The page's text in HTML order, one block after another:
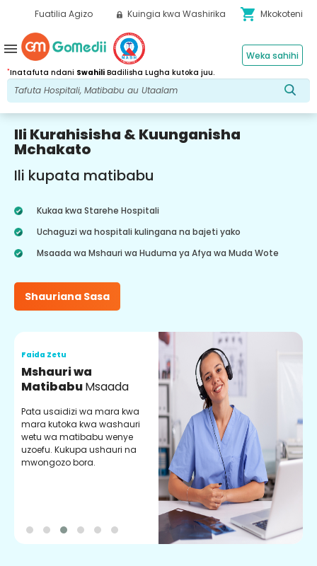
Fuatilia Agizo Kuingia kwa Washirika shopping_cart Mkokoteni
*Inatafuta ndani Swahili Badilisha Lugha kutoka juu.
Weka sahihi
menu
Ili Kurahisisha & Kuunganisha
Mchakato
Ili kupata matibabu
Kukaa kwa Starehe Hospitali
Uchaguzi wa hospitali kulingana na bajeti yako
Msaada wa Mshauri wa Huduma ya Afya wa Muda Wote
Shauriana Sasa
Faida Zetu
Mshauri wa
MatibabuMsaada
Pata usaidizi wa mara kwa
mara kutoka kwa washauri
wetu wa matibabu wenye
uzoefu. Kukupa ushauri na
mwongozo bora.